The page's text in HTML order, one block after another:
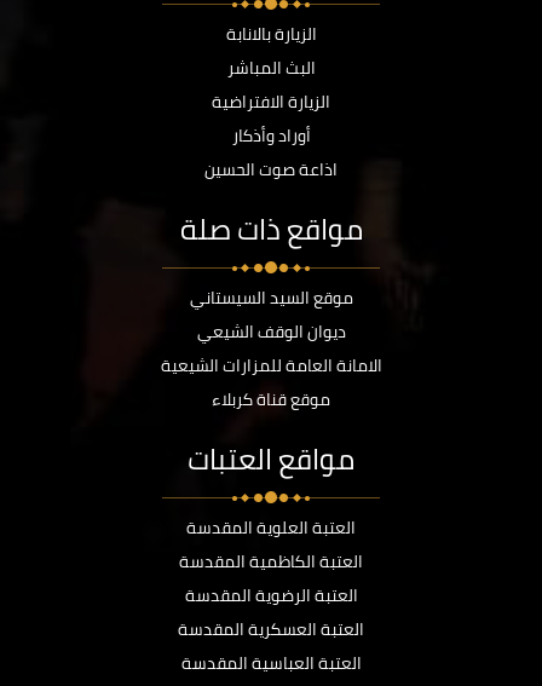
الزيارة بالانابة
البث المباشر
الزيارة الافتراضية
أوراد وأذكار
اذاعة صوت الحسين
مواقع ذات صلة
موقع السيد السيستاني
ديوان الوقف الشيعي
الامانة العامة للمزارات الشيعية
موقع قناة كربلاء
مواقع العتبات
العتبة العلوية المقدسة
العتبة الكاظمية المقدسة
العتبة الرضوية المقدسة
العتبة العسكرية المقدسة
العتبة العباسية المقدسة